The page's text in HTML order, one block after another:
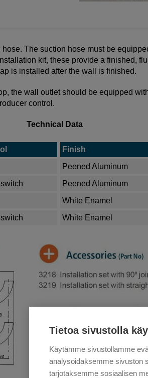
The suction hose must be
kit, these provide a finished,
is installed after the wall is finished.
the wall outlet should be equipped
control.
Technical Data
Finish
Peened Aluminum
Peened Aluminum
White Enamel
White Enamel
Tietoa sivustolla
Käytämme sivustollamme
analysoidaksemme sivuston
tarjotaksemme sosiaalisen